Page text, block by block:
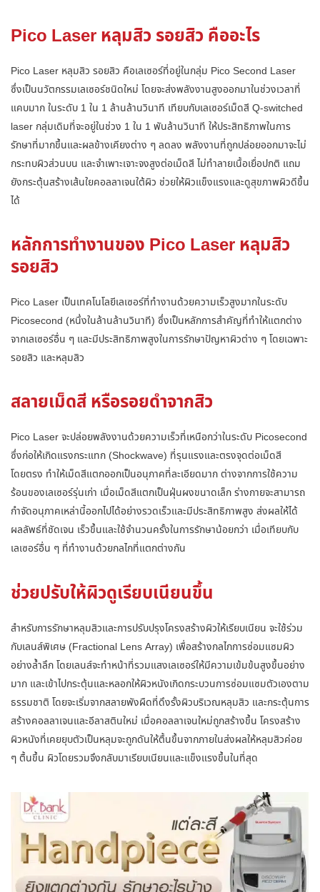
Pico Laser หลุมสิว รอยสิว คืออะไร
Pico Laser หลุมสิว รอยสิว คือเลเซอร์ที่อยู่ในกลุ่ม Pico Second Laser
ซึ่งเป็นนวัตกรรมเลเซอร์ชนิดใหม่ โดยจะส่งพลังงานสูงออกมาในช่วงเวลาที่
แคบมาก ในระดับ 1 ใน 1 ล้านล้านวินาที เทียบกับเลเซอร์เม็ดสี Q-switched
laser กลุ่มเดิมที่จะอยู่ในช่วง 1 ใน 1 พันล้านวินาที ให้ประสิทธิภาพในการ
รักษาที่มากขึ้นและผลข้างเคียงต่าง ๆ ลดลง พลังงานที่ถูกปล่อยออกมาจะไม่
กระทบผิวส่วนบน และจำเพาะเจาะจงสูงต่อเม็ดสี ไม่ทำลายเนื้อเยื่อปกติ แถม
ยังกระตุ้นสร้างเส้นใยคอลลาเจนใต้ผิว ช่วยให้ผิวแข็งแรงและดูสุขภาพผิวดีขึ้น
ได้
หลักการทำงานของ Pico Laser หลุมสิว
รอยสิว
Pico Laser เป็นเทคโนโลยีเลเซอร์ที่ทำงานด้วยความเร็วสูงมากในระดับ
Picosecond (หนึ่งในล้านล้านวินาที) ซึ่งเป็นหลักการสำคัญที่ทำให้แตกต่าง
จากเลเซอร์อื่น ๆ และมีประสิทธิภาพสูงในการรักษาปัญหาผิวต่าง ๆ โดยเฉพาะ
รอยสิว และหลุมสิว
สลายเม็ดสี หรือรอยดำจากสิว
Pico Laser จะปล่อยพลังงานด้วยความเร็วที่เหนือกว่าในระดับ Picosecond
ซึ่งก่อให้เกิดแรงกระแทก (Shockwave) ที่รุนแรงและตรงจุดต่อเม็ดสี
โดยตรง ทำให้เม็ดสีแตกออกเป็นอนุภาคที่ละเอียดมาก ต่างจากการใช้ความ
ร้อนของเลเซอร์รุ่นเก่า เมื่อเม็ดสีแตกเป็นฝุ่นผงขนาดเล็ก ร่างกายจะสามารถ
กำจัดอนุภาคเหล่านี้ออกไปได้อย่างรวดเร็วและมีประสิทธิภาพสูง ส่งผลให้ได้
ผลลัพธ์ที่ชัดเจน เร็วขึ้นและใช้จำนวนครั้งในการรักษาน้อยกว่า เมื่อเทียบกับ
เลเซอร์อื่น ๆ ที่ทำงานด้วยกลไกที่แตกต่างกัน
ช่วยปรับให้ผิวดูเรียบเนียนขึ้น
สำหรับการรักษาหลุมสิวและการปรับปรุงโครงสร้างผิวให้เรียบเนียน จะใช้ร่วม
กับเลนส์พิเศษ (Fractional Lens Array) เพื่อสร้างกลไกการซ่อมแซมผิว
อย่างล้ำลึก โดยเลนส์จะทำหน้าที่รวมแสงเลเซอร์ให้มีความเข้มข้นสูงขึ้นอย่าง
มาก และเข้าไปกระตุ้นและหลอกให้ผิวหนังเกิดกระบวนการซ่อมแซมตัวเองตาม
ธรรมชาติ โดยจะเริ่มจากสลายพังผืดที่ดึงรั้งผิวบริเวณหลุมสิว และกระตุ้นการ
สร้างคอลลาเจนและอีลาสตินใหม่ เมื่อคอลลาเจนใหม่ถูกสร้างขึ้น โครงสร้าง
ผิวหนังที่เคยยุบตัวเป็นหลุมจะถูกดันให้ตื้นขึ้นจากภายในส่งผลให้หลุมสิวค่อย
ๆ ตื้นขึ้น ผิวโดยรวมจึงกลับมาเรียบเนียนและแข็งแรงขึ้นในที่สุด